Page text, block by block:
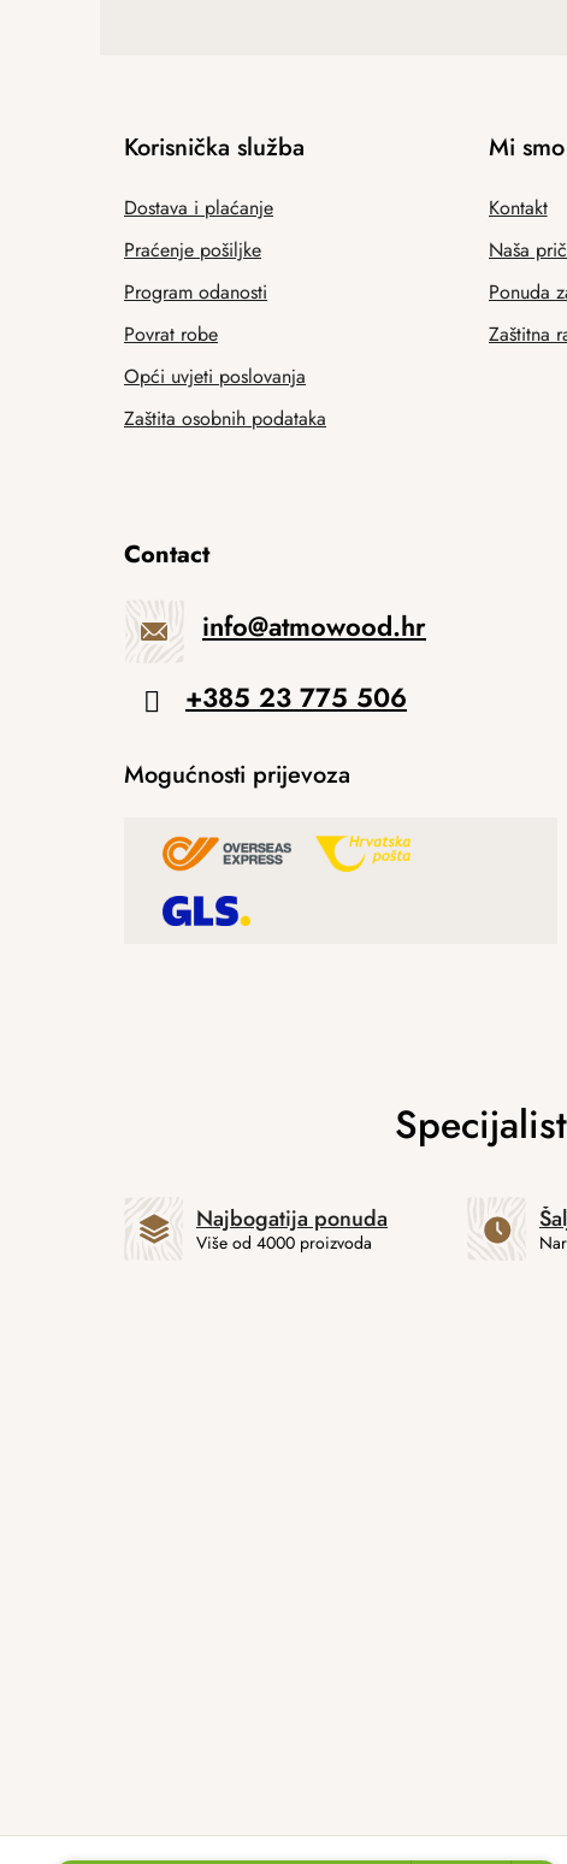
Korisnička služba
Dostava i plaćanje
Praćenje pošiljke
Program odanosti
Povrat robe
Opći uvjeti poslovanja
Zaštita osobnih podataka
Mi
Kontakt
Naša
Ponuda
Zaštitna
Contact
info@atmowood.hr
+385 23 775 506
Mogućnosti prijevoza
Najbogatija ponuda
Više od 4000 proizvoda